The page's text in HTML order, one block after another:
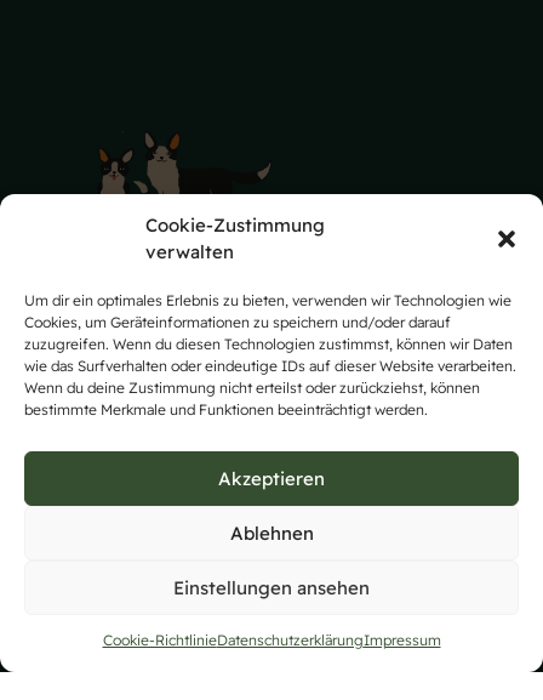
Cookie-Zustimmung
verwalten
Um dir ein optimales Erlebnis zu bieten, verwenden wir Technologien wie
Cookies, um Geräteinformationen zu speichern und/oder darauf
zuzugreifen. Wenn du diesen Technologien zustimmst, können wir Daten
wie das Surfverhalten oder eindeutige IDs auf dieser Website verarbeiten.
Wenn du deine Zustimmung nicht erteilst oder zurückziehst, können
bestimmte Merkmale und Funktionen beeinträchtigt werden.
Akzeptieren
Ablehnen
Einstellungen ansehen
Cookie-RichtlinieDatenschutzerklärungImpressum
Impressum
Datenschutz
Cookie-Richtlinie (EU)
Wir sind Mitglied im Club für Britische Hütehunde